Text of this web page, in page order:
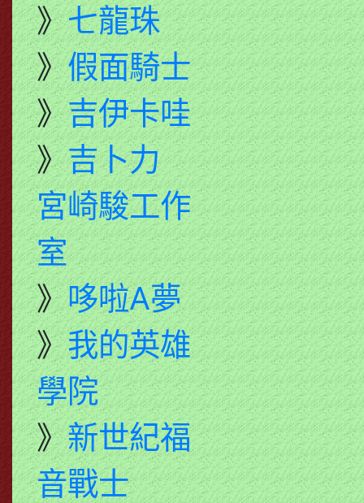
》七龍珠
》假面騎士
》吉伊卡哇
》吉卜力
宮崎駿工作
室
》哆啦A夢
》我的英雄
學院
》新世紀福
音戰士